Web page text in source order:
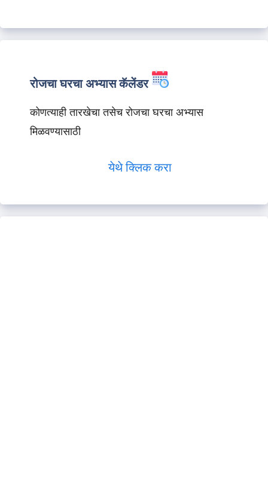
रोजचा घरचा अभ्यास कॅलेंडर
कोणत्याही तारखेचा तसेच रोजचा घरचा अभ्यास
मिळवण्यासाठी
येथे क्लिक करा